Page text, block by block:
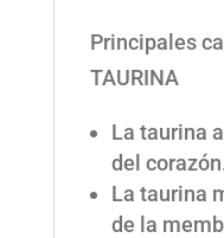
Principales
TAURINA
La taurina
del
La taurina
de la